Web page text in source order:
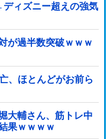
ィズニー超えの強気
が過半数突破ｗｗｗ
、ほとんどがお前ら
大輔さん、筋トレ中
果ｗｗｗｗ